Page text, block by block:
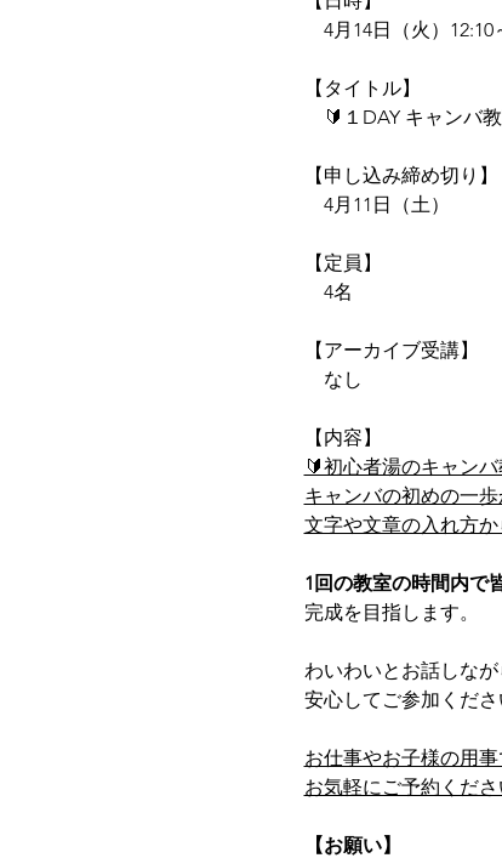
4月14日（火）12:10
【タイトル】
🔰１DAY キャンバ教
【申し込み締め切り】
4月11日（土）
【定員】
4名
【アーカイブ受講】
なし
【内容】
🔰初心者湯のキャン
キャンバの初めの一歩
文字や文章の入れ方
1回の教室の時間内で
完成を目指します。
わいわいとお話しな
安心してご参加くださ
お仕事やお子様の用
お気軽にご予約くださ
【お願い】